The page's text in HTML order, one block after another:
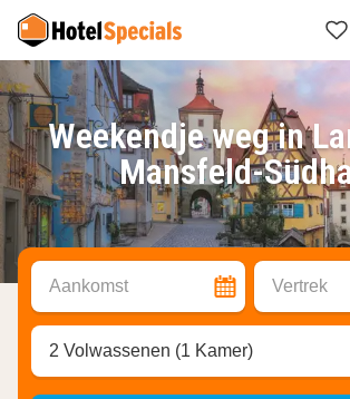
Weekendje weg in
Mansfeld-
Aankomst Vertrek
2 Volwassenen (1 Kamer)